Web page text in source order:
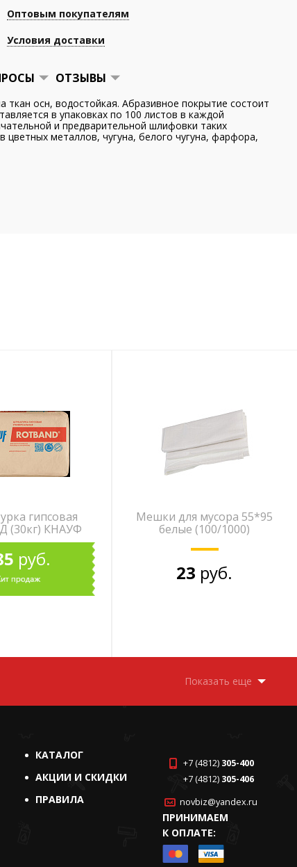
Оптовым покупателям
Условия доставки
ОТЗЫВЫ
ткан осн, водостойкая. Абразивное покрытие состоит
в упаковках по 100 листов в каждой
и предварительной шлифовки таких
цветных металлов, чугуна, белого чугуна, фарфора,
гипсовая
(30кг) КНАУФ
руб.
Мешки для мусора 55*95
белые (100/1000)
23 руб.
Показать еще
КАТАЛОГ
АКЦИИ И СКИДКИ
ПРАВИЛА
+7 (4812) 305-400
+7 (4812) 305-406
novbiz@yandex.ru
ПРИНИМАЕМ
К ОПЛАТЕ: